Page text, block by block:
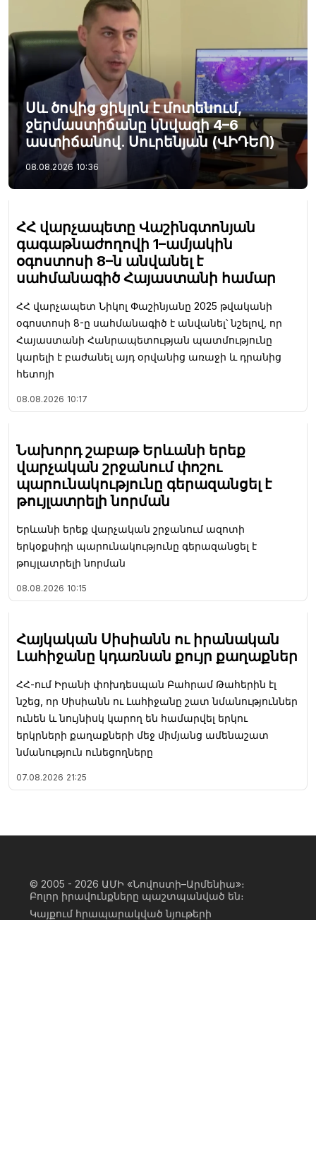
Սև ծովից ցիկլոն է մոտենում,
ջերմաստիճանը կնվազի 4–6
աստիճանով. Սուրենյան (ՎԻԴԵՈ)
08.08.2026 10:36
ՀՀ վարչապետը Վաշինգտոնյան
գագաթնաժողովի 1–ամյակին
օգոստոսի 8–ն անվանել է
սահմանագիծ Հայաստանի համար
ՀՀ վարչապետ Նիկոլ Փաշինյանը 2025 թվականի
օգոստոսի 8-ը սահմանագիծ է անվանել՝ նշելով, որ
Հայաստանի Հանրապետության պատմությունը
կարելի է բաժանել այդ օրվանից առաջի և դրանից
հետոյի
08.08.2026 10:17
Նախորդ շաբաթ Երևանի երեք
վարչական շրջանում փոշու
պարունակությունը գերազանցել է
թույլատրելի նորման
Երևանի երեք վարչական շրջանում ազոտի
երկօքսիդի պարունակությունը գերազանցել է
թույլատրելի նորման
08.08.2026 10:15
Հայկական Սիսիանն ու իրանական
Լահիջանը կդառնան քույր քաղաքներ
ՀՀ-ում Իրանի փոխդեսպան Բահրամ Թահերին էլ
նշեց, որ Սիսիանն ու Լահիջանը շատ նմանություններ
ունեն և նույնիսկ կարող են համարվել երկու
երկրների քաղաքների մեջ միմյանց ամենաշատ
նմանություն ունեցողները
07.08.2026 21:25
© 2005 - 2026 ԱՄԻ «Նովոստի–Արմենիա»։
Բոլոր իրավունքները պաշտպանված են։
Կայքում հրապարակված նյութերի